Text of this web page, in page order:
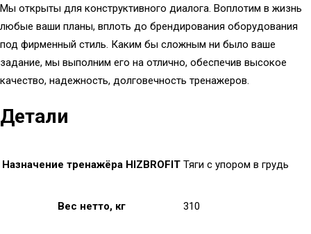
Мы открыты для конструктивного диалога. Воплотим в жизнь
любые ваши планы, вплоть до брендирования оборудования
под фирменный стиль. Каким бы сложным ни было ваше
задание, мы выполним его на отлично, обеспечив высокое
качество, надежность, долговечность тренажеров.
Детали
Назначение тренажёра HIZBROFIT Тяги с упором в грудь
Вес нетто, кг 310